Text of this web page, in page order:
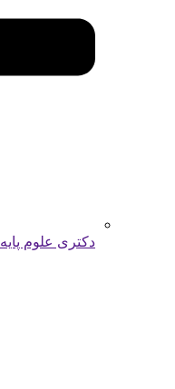
دکتری علوم پایه